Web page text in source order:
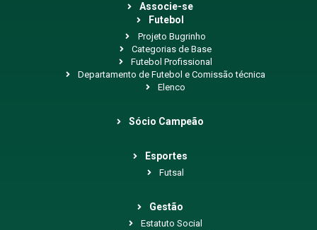
Associe-se
Futebol
Projeto Bugrinho
Categorias de Base
Futebol Profissional
Departamento de Futebol e Comissão técnica
Elenco
Sócio Campeão
Esportes
Futsal
Gestão
Estatuto Social